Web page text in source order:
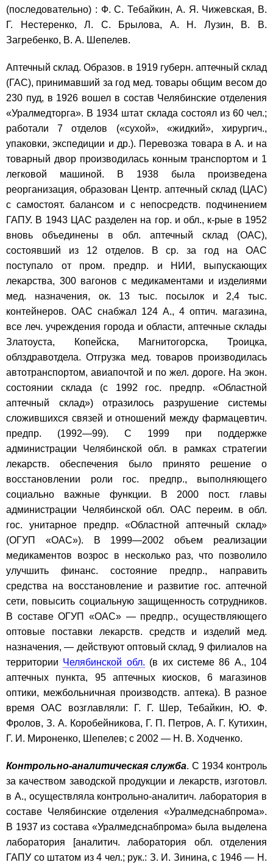
(последовательно) : Ф. С. Тебайкин, А. Я. Чижевская, В.
Г. Нестеренко, Л. С. Брылова, А. Н. Лузин, В. В.
Загребенко, В. А. Шепелев.
Аптечный склад. Образов. в 1919 губерн. аптечный склад
(ГАС), принимавший за год мед. товары общим весом до
230 пуд, в 1926 вошел в состав Челябинские отделения
«Уралмедторга». В 1934 штат склада состоял из 60 чел.;
работали 7 отделов («сухой», «жидкий», хирургич.,
упаковки, экспедиции и др.). Перевозка товара в А. и на
товарный двор производилась конным транспортом и 1
легковой машиной. В 1938 была произведена
реорганизация, образован Центр. аптечный склад (ЦАС)
с самостоят. балансом и с непосредств. подчинением
ГАПУ. В 1943 ЦАС разделен на гор. и обл., к-рые в 1952
вновь объединены в обл. аптечный склад (ОАС),
состоявший из 12 отделов. В ср. за год на ОАС
поступало от пром. предпр. и НИИ, выпускающих
лекарства, 300 вагонов с медикаментами и изделиями
мед. назначения, ок. 13 тыс. посылок и 2,4 тыс.
контейнеров. ОАС снабжал 124 А., 4 оптич. магазина,
все леч. учреждения города и области, аптечные склады
Златоуста, Копейска, Магнитогорска, Троицка,
облздравотдела. Отгрузка мед. товаров производилась
автотранспортом, авиапочтой и по жел. дороге. На экон.
состоянии склада (с 1992 гос. предпр. «Областной
аптечный склад») отразилось разрушение системы
сложившихся связей и отношений между фармацевтич.
предпр. (1992—99). С 1999 при поддержке
администрации Челябинской обл. в рамках стратегии
лекарств. обеспечения было принято решение о
восстановлении роли гос. предпр., выполняющего
социально важные функции. В 2000 пост. главы
администрации Челябинской обл. ОАС переим. в обл.
гос. унитарное предпр. «Областной аптечный склад»
(ОГУП «ОАС»). В 1999—2002 объем реализации
медикаментов возрос в несколько раз, что позволило
улучшить финанс. состояние предпр., направить
средства на восстановление и развитие гос. аптечной
сети, повысить социальную защищенность сотрудников.
В составе ОГУП «ОАС» — предпр., осуществляющего
оптовые поставки лекарств. средств и изделий мед.
назначения, — действуют оптовый склад, 9 филиалов на
территории Челябинской обл. (в их системе 86 А., 104
аптечных пункта, 95 аптечных киосков, 6 магазинов
оптики, межбольничная производств. аптека). В разное
время ОАС возглавляли: Г. Г. Шер, Тебайкин, Ю. Ф.
Фролов, З. А. Коробейникова, Г. П. Петров, А. Г. Кутихин,
Г. И. Мироненко, Шепелев; с 2002 — Н. В. Ходченко.
Контрольно-аналитическая служба. С 1934 контроль
за качеством заводской продукции и лекарств, изготовл.
в А., осуществляла контрольно-аналитич. лаборатория в
составе Челябинские отделения «Уралмедснабпрома».
В 1937 из состава «Уралмедснабпрома» была выделена
лаборатория [аналитич. лаборатория обл. отделения
ГАПУ со штатом из 4 чел.; рук.: З. И. Зинина, с 1946 — Н.